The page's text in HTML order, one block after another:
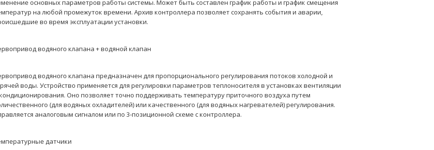
основных параметров работы системы. Может быть составлен график работы и график смещения
на любой промежуток времени. Архив контроллера позволяет сохранять события и аварии,
во время эксплуатации установки.
водяного клапана + водяной клапан
водяного клапана предназначен для пропорционального регулирования потоков холодной и
воды. Устройство применяется для регулировки параметров теплоносителя в установках вентиляции
Оно позволяет точно поддерживать температуру приточного воздуха путем
(для водяных охладителей) или качественного (для водяных нагревателей) регулирования.
аналоговым сигналом или по 3-позиционной схеме с контроллера.
датчики